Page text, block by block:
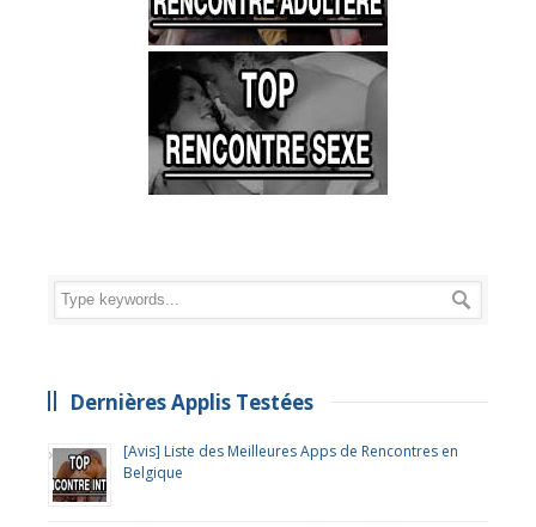
Dernières Applis Testées
[Avis] Liste des Meilleures Apps de Rencontres en
Belgique